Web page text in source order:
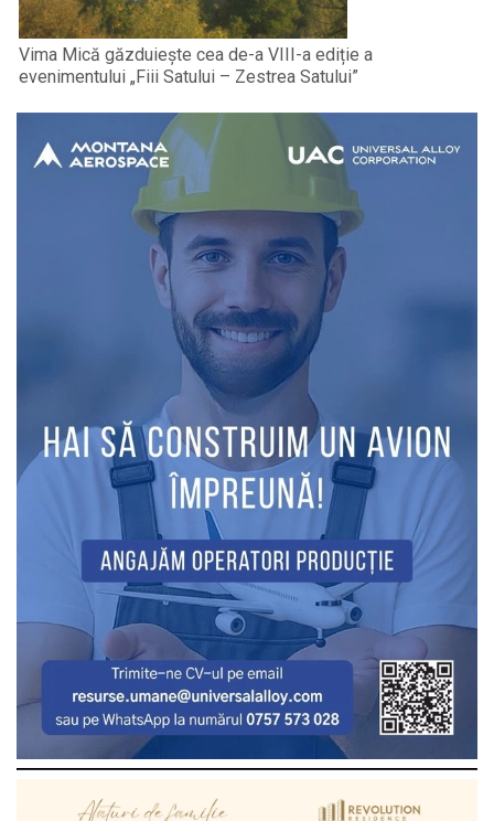
Vima Mică găzduiește cea de-a VIII-a ediție a
evenimentului „Fiii Satului – Zestrea Satului”